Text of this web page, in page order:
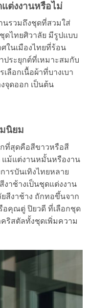
ต่งงานหรือไม่
นรวมถึงชุดที่สวมใส่
ดไทยศิวาลัย มีรูปแบบ
ในเมืองไทยที่ร้อน
ประยุกต์ที่เหมาะสมกับ
ลือกเนื้อผ้าที่บางเบา
จุดออก เป็นต้น
นิยม
ที่สุดคือสีขาวหรือสี
แม้แต่งานหมั้นหรืองาน
ารบันเทิงไทยหลาย
าช้างเป็นชุดแต่งงาน
สีงาช้าง ถักทอขึ้นจาก
อคุณตู่ ปิยวดี ที่เลือกชุด
ริสตัลทั้งชุดเพิ่มความ